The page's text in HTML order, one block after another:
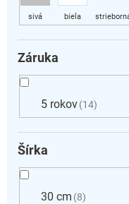
Záruka
5 rokov 14
Šírka
30 cm 8